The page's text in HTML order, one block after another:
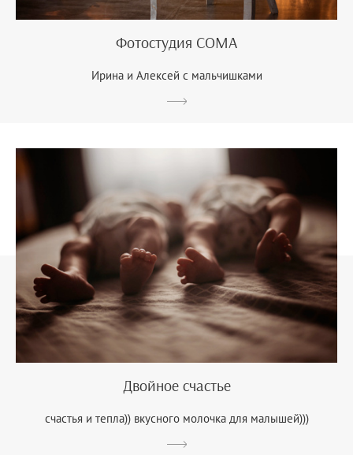
Фотостудия COMA
Ирина и Алексей с мальчишками
Двойное счастье
счастья и тепла)) вкусного молочка для малышей)))